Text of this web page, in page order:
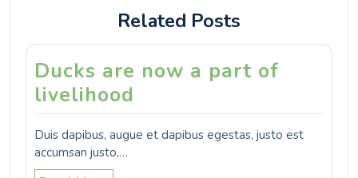
Related Posts
Ducks are now a part of
livelihood
Duis dapibus, augue et dapibus egestas, justo est
accumsan justo,…